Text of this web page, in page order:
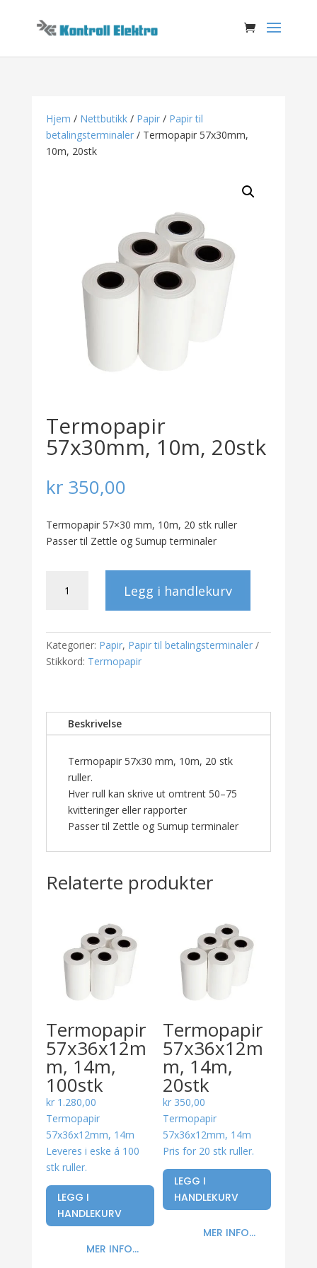
Hjem / Nettbutikk/ Papir/ Papir til
betalingsterminaler/ Termopapir 57x30mm,
10m, 20stk
Termopapir
57x30mm, 10m, 20stk
kr350,00
Termopapir 57×30 mm, 10m, 20 stk ruller
Passer til Zettle og Sumup terminaler
57x30mm,
antall
Legg i handlekurv
Kategorier: Papir, Papir til betalingsterminaler
Stikkord: Termopapir
Beskrivelse
Termopapir 57x30 mm, 10m, 20 stk
ruller.
Hver rull kan skrive ut omtrent 50–75
kvitteringer eller rapporter
Passer til Zettle og Sumup terminaler
Relaterte produkter
Termopapir
57x36x12m
m, 14m,
100stk
kr1.280,00
Termopapir
57x36x12mm, 14m
Leveres i eske á 100
stk ruller.
LEGG I
HANDLEKURV
MER INFO...
Termopapir
57x36x12m
m, 14m,
20stk
kr 350,00
Termopapir
57x36x12mm, 14m
Pris for 20 stk ruller.
LEGG I
HANDLEKURV
MER INFO...